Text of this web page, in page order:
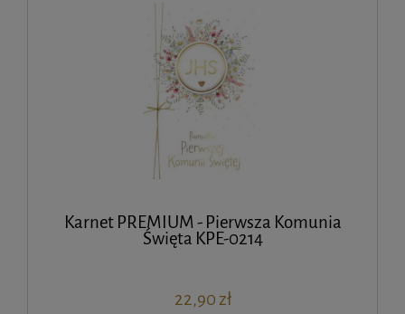
Karnet PREMIUM - Pierwsza Komunia
Święta KPE-0214
22,90 zł